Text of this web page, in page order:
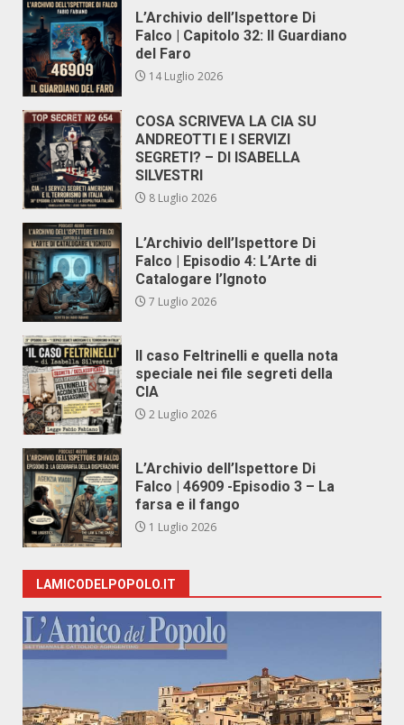
L’Archivio dell’Ispettore Di
Falco | Capitolo 32: Il Guardiano
del Faro
14 Luglio 2026
COSA SCRIVEVA LA CIA SU
ANDREOTTI E I SERVIZI
SEGRETI? – DI ISABELLA
SILVESTRI
8 Luglio 2026
L’Archivio dell’Ispettore Di
Falco | Episodio 4: L’Arte di
Catalogare l’Ignoto
7 Luglio 2026
Il caso Feltrinelli e quella nota
speciale nei file segreti della
CIA
2 Luglio 2026
L’Archivio dell’Ispettore Di
Falco | 46909 -Episodio 3 – La
farsa e il fango
1 Luglio 2026
LAMICODELPOPOLO.IT